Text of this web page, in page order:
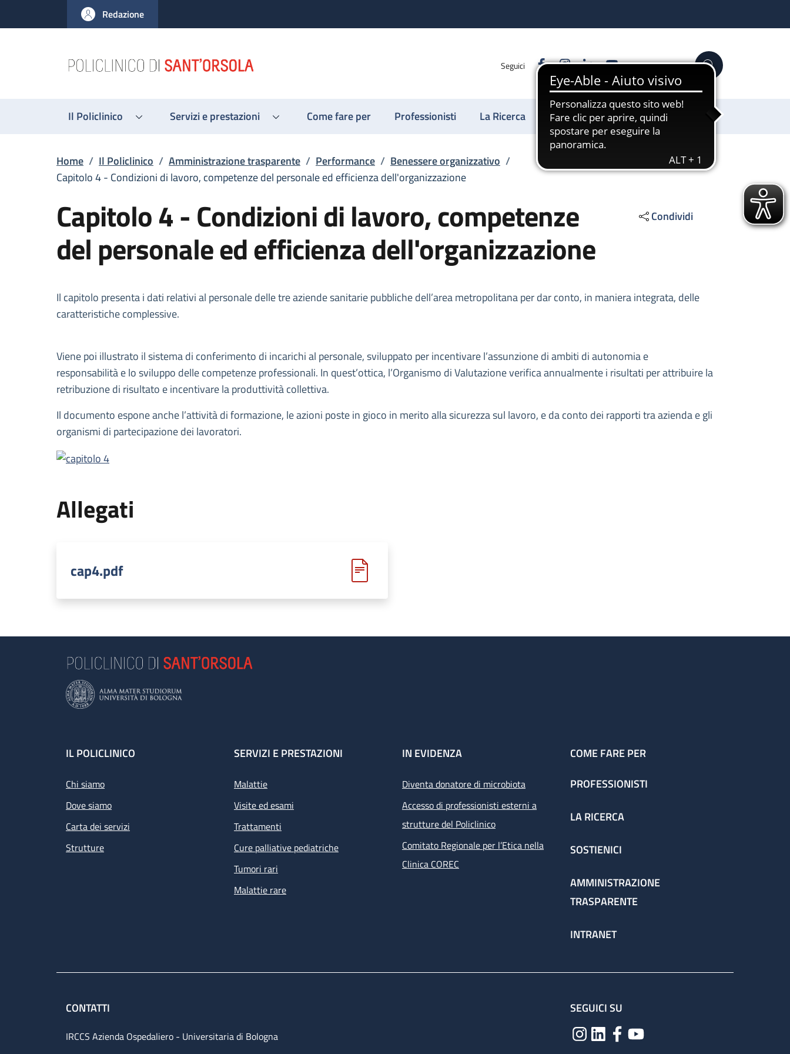
al contenuto principale
to footer content
Redazione
Seguici FacebookInstagram
LinkedinYouTube Cerca
Il Policlinico Servizi e prestazioni Come fare per Professionisti La Ricerca Sostienici
Briciole di pane
Home / Il Policlinico / Amministrazione trasparente / Performance / Benessere organizzativo /
Capitolo 4 - Condizioni di lavoro, competenze del personale ed efficienza dell'organizzazione
Capitolo 4 - Condizioni di lavoro, competenze
del personale ed efficienza dell'organizzazione
Condividi
Descrizione
Il capitolo presenta i dati relativi al personale delle tre aziende sanitarie pubbliche dell’area metropolitana per dar conto, in maniera integrata, delle
caratteristiche complessive.
Viene poi illustrato il sistema di conferimento di incarichi al personale, sviluppato per incentivare l’assunzione di ambiti di autonomia e
responsabilità e lo sviluppo delle competenze professionali. In quest’ottica, l’Organismo di Valutazione verifica annualmente i risultati per attribuire la
retribuzione di risultato e incentivare la produttività collettiva.
Il documento espone anche l’attività di formazione, le azioni poste in gioco in merito alla sicurezza sul lavoro, e da conto dei rapporti tra azienda e gli
organismi di partecipazione dei lavoratori.
Allegati
cap4.pdf
Footer
IL POLICLINICO
Chi siamo
Dove siamo
Carta dei servizi
Strutture
SERVIZI E PRESTAZIONI
Malattie
Visite ed esami
Trattamenti
Cure palliative pediatriche
Tumori rari
Malattie rare
IN EVIDENZA
Diventa donatore di microbiota
Accesso di professionisti esterni a
strutture del Policlinico
Comitato Regionale per l’Etica nella
Clinica COREC
COME FARE PER
PROFESSIONISTI
LA RICERCA
SOSTIENICI
AMMINISTRAZIONE
TRASPARENTE
INTRANET
CONTATTI
IRCCS Azienda Ospedaliero - Universitaria di Bologna
SEGUICI SU